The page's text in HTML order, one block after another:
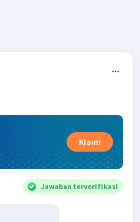
Klaim
Jawaban terverifikasi